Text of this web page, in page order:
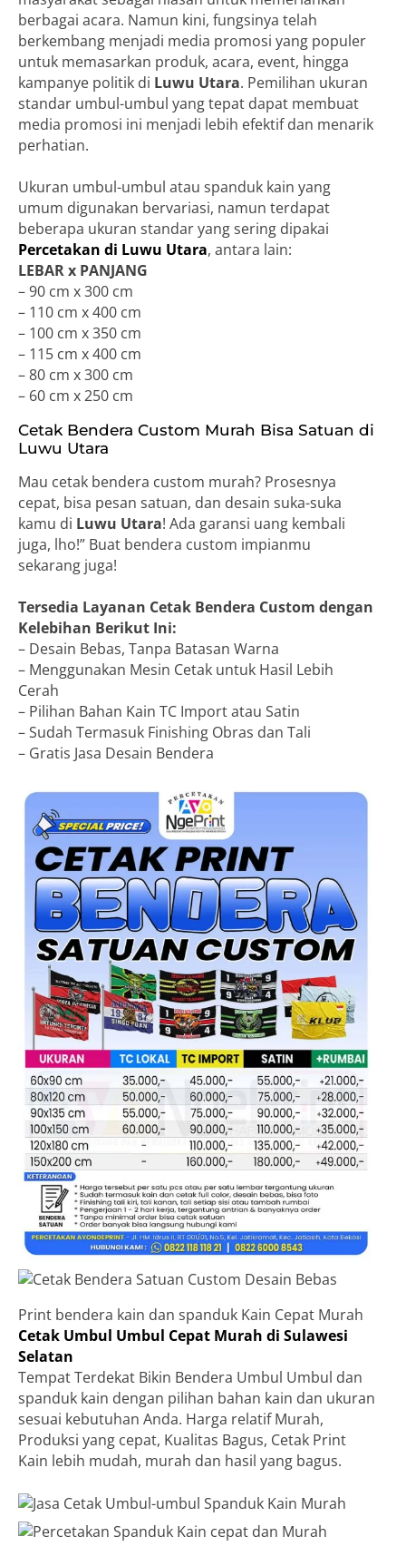
berbagai acara. Namun kini, fungsinya telah
berkembang menjadi media promosi yang populer
untuk memasarkan produk, acara, event, hingga
kampanye politik di Luwu Utara. Pemilihan ukuran
standar umbul-umbul yang tepat dapat membuat
media promosi ini menjadi lebih efektif dan menarik
perhatian.
Ukuran umbul-umbul atau spanduk kain yang
umum digunakan bervariasi, namun terdapat
beberapa ukuran standar yang sering dipakai
Percetakan di Luwu Utara, antara lain:
LEBAR x PANJANG
– 90 cm x 300 cm
– 110 cm x 400 cm
– 100 cm x 350 cm
– 115 cm x 400 cm
– 80 cm x 300 cm
– 60 cm x 250 cm
Cetak Bendera Custom Murah Bisa Satuan di
Luwu Utara
Mau cetak bendera custom murah? Prosesnya
cepat, bisa pesan satuan, dan desain suka-suka
kamu di Luwu Utara! Ada garansi uang kembali
juga, lho!” Buat bendera custom impianmu
sekarang juga!
Tersedia Layanan Cetak Bendera Custom dengan
Kelebihan Berikut Ini:
– Desain Bebas, Tanpa Batasan Warna
– Menggunakan Mesin Cetak untuk Hasil Lebih
Cerah
– Pilihan Bahan Kain TC Import atau Satin
– Sudah Termasuk Finishing Obras dan Tali
– Gratis Jasa Desain Bendera
Print bendera kain dan spanduk Kain Cepat Murah
Cetak Umbul Umbul Cepat Murah di Sulawesi
Selatan
Tempat Terdekat Bikin Bendera Umbul Umbul dan
spanduk kain dengan pilihan bahan kain dan ukuran
sesuai kebutuhan Anda. Harga relatif Murah,
Produksi yang cepat, Kualitas Bagus, Cetak Print
Kain lebih mudah, murah dan hasil yang bagus.